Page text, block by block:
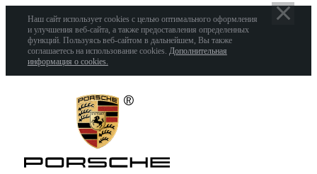
Наш сайт использует cookies с целью оптимального оформления
и улучшения веб-сайта, а также предоставления определенных
функций. Пользуясь веб-сайтом в дальнейшем, Вы также
соглашаетесь на использование cookies. Дополнительная
информация о cookies.